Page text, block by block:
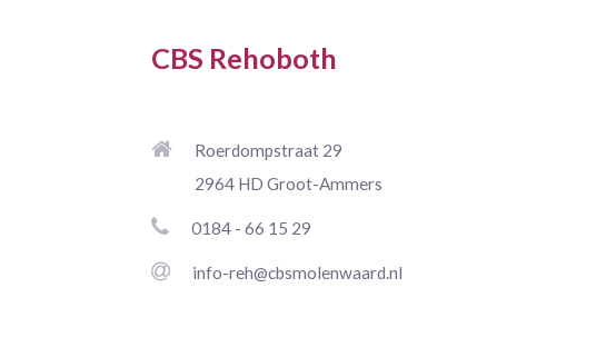
CBS Rehoboth
Roerdompstraat 29
2964 HD Groot-Ammers
0184 - 66 15 29
info-reh@cbsmolenwaard.nl